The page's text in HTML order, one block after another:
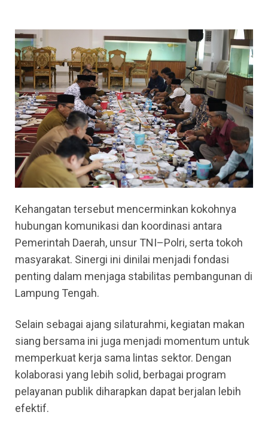
Kehangatan tersebut mencerminkan kokohnya
hubungan komunikasi dan koordinasi antara
Pemerintah Daerah, unsur TNI–Polri, serta tokoh
masyarakat. Sinergi ini dinilai menjadi fondasi
penting dalam menjaga stabilitas pembangunan di
Lampung Tengah.
Selain sebagai ajang silaturahmi, kegiatan makan
siang bersama ini juga menjadi momentum untuk
memperkuat kerja sama lintas sektor. Dengan
kolaborasi yang lebih solid, berbagai program
pelayanan publik diharapkan dapat berjalan lebih
efektif.